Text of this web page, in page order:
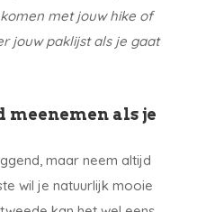
met jouw hike of
jouw paklijst als je gaat
meenemen als je
maar neem altijd
wil je natuurlijk mooie